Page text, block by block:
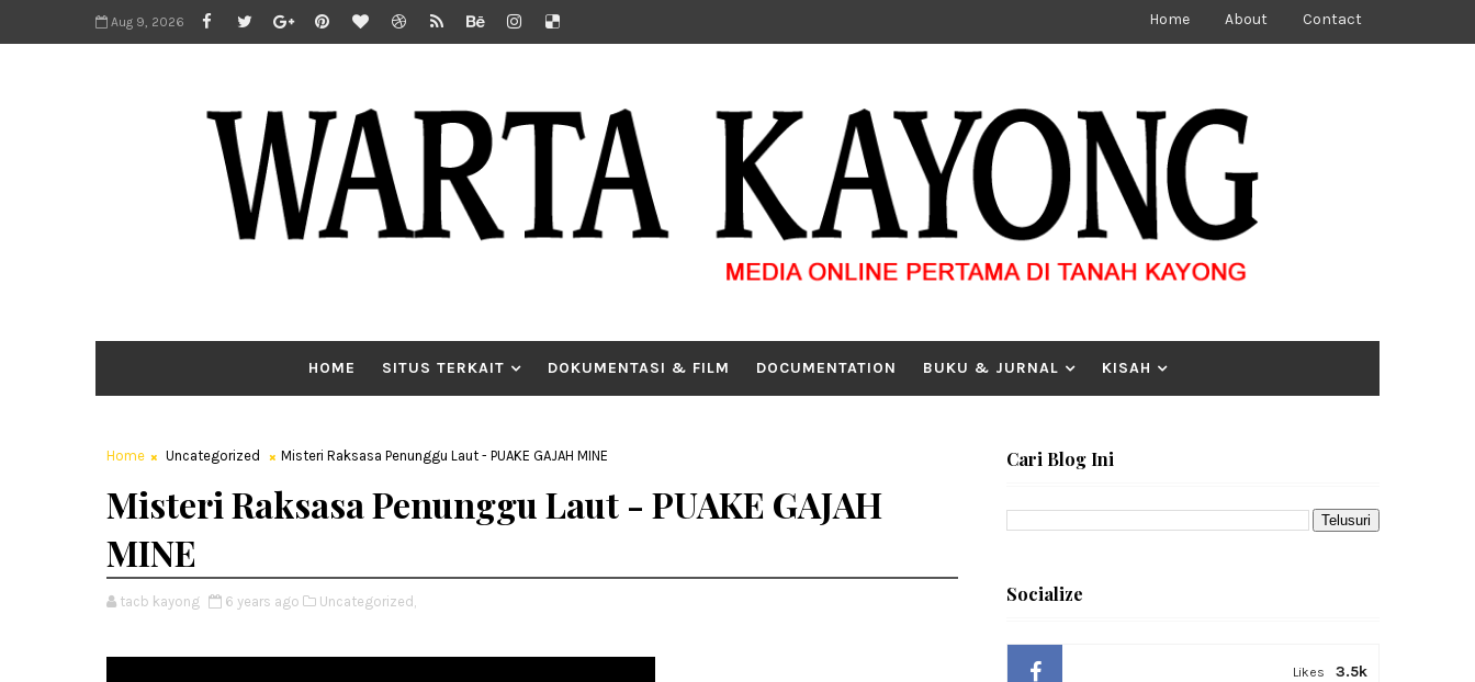
Aug 9, 2026 Home About Contact
HOME SITUS TERKAIT DOKUMENTASI & FILM DOCUMENTATION BUKU & JURNAL KISAH
Home Uncategorized Misteri Raksasa Penunggu Laut - PUAKE GAJAH MINE
Misteri Raksasa Penunggu Laut - PUAKE GAJAH
MINE
tacb kayong 6 years ago Uncategorized,
Cari Blog Ini
Socialize
3.5k
Likes